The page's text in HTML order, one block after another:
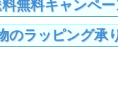
無料キャンペー
のラッピング承